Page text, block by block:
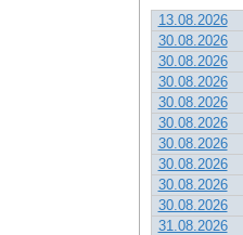
13.08.2026
30.08.2026
30.08.2026
30.08.2026
30.08.2026
30.08.2026
30.08.2026
30.08.2026
30.08.2026
30.08.2026
31.08.2026